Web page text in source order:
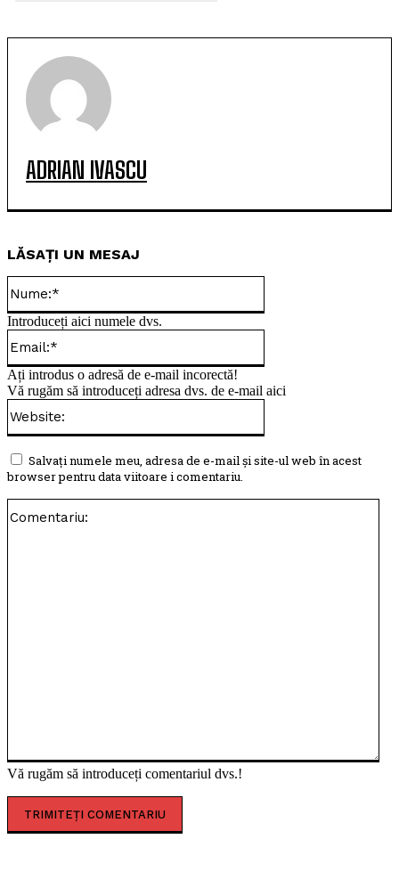
ADRIAN IVASCU
LĂSAȚI UN MESAJ
Vă rugăm să introduceți comentariul dvs.!
Introduceți aici numele dvs.
Ați introdus o adresă de e-mail incorectă!
Vă rugăm să introduceți adresa dvs. de e-mail aici
Salvați numele meu, adresa de e-mail și site-ul web în acest
browser pentru data viitoare i comentariu.